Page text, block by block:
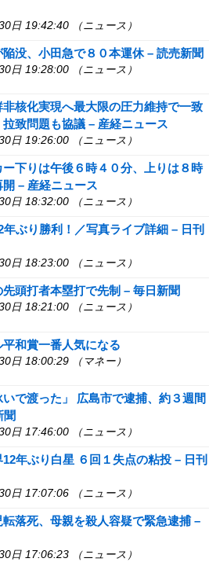
日 19:42:40 （ニュース）
没、小田急で８０本運休 – 読売新聞
日 19:28:00 （ニュース）
非核化実現へ最大限の圧力維持で一致
致問題も協議 – 産経ニュース
日 19:26:00 （ニュース）
下りは午後６時４０分、上りは８時
– 産経ニュース
日 18:32:00 （ニュース）
ぶり勝利！／写真ライブ詳細 – 日刊
日 18:23:00 （ニュース）
頭打者本塁打で先制 – 毎日新聞
日 18:21:00 （ニュース）
和賞一番人気になる
日 18:00:29 （マネー）
で渡った」 広島市で逮捕、約３週間
聞
日 17:46:00 （ニュース）
年ぶり白星 ６回１失点の粘投 – 日刊
日 17:07:06 （ニュース）
落死、母親を殺人容疑で緊急逮捕 –
日 17:06:23 （ニュース）